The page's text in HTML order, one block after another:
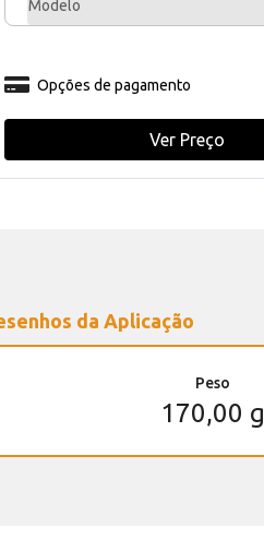
Modelo
Opções de pagamento
Ver Preço
da Aplicação
Peso
170,00 g